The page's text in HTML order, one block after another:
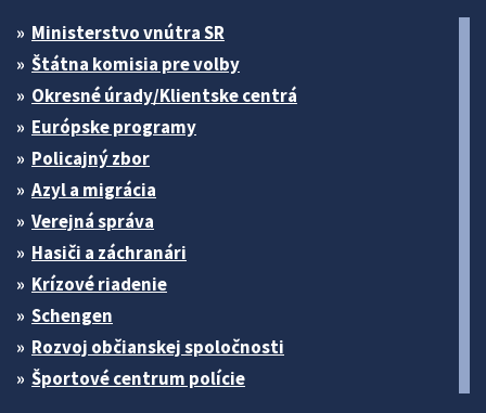
Ministerstvo vnútra SR
Štátna komisia pre volby
Okresné úrady/Klientske centrá
Európske programy
Policajný zbor
Azyl a migrácia
Verejná správa
Hasiči a záchranári
Krízové riadenie
Schengen
Rozvoj občianskej spoločnosti
Športové centrum polície